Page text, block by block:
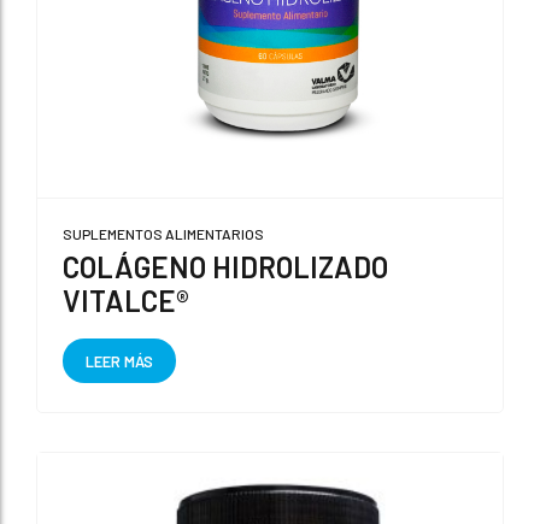
SUPLEMENTOS ALIMENTARIOS
COLÁGENO HIDROLIZADO
VITALCE®
LEER MÁS